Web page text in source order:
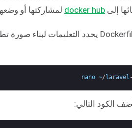
إلى docker hub لمشاركتها أو
nano ~/ laravel
الكود التالي: